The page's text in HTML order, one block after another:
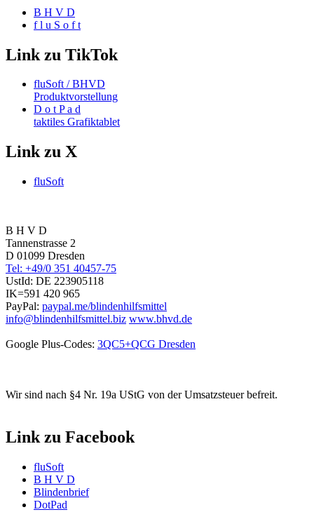
B H V D
f l u S o f t
Link zu TikTok
fluSoft / BHVD
Produktvorstellung
D o t P a d
taktiles Grafiktablet
Link zu X
fluSoft
B H V D
Tannenstrasse 2
D 01099 Dresden
Tel: +49/0 351 40457-75
UstId: DE 223905118
IK=591 420 965
PayPal: paypal.me/blindenhilfsmittel
info@blindenhilfsmittel.biz www.bhvd.de
Google Plus-Codes: 3QC5+QCG Dresden
Wir sind nach §4 Nr. 19a UStG von der Umsatzsteuer befreit.
Link zu Facebook
fluSoft
B H V D
Blindenbrief
DotPad